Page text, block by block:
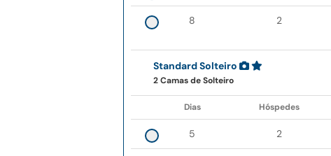
8 2
Standard Solteiro
2 Camas de Solteiro
Dias Hóspedes
5 2